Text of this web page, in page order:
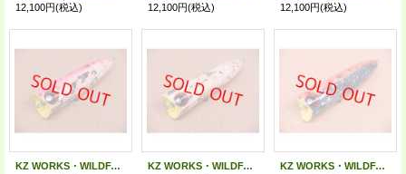
12,100円(税込)
12,100円(税込)
12,100円(税込)
KZ WORKS・WILDFANG 120 ABALONE/ホワイト ピンクバック＆ベリー
KZ WORKS・WILDFANG 120 ABALONE/ホワイトオレンジベリー
KZ WORKS・WILDFANG 120 ABALONE/ブラック オレンジバック＆ベリー